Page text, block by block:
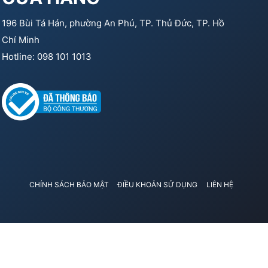
196 Bùi Tá Hán, phường An Phú, TP. Thủ Đức, TP. Hồ
Chí Minh
Hotline: 098 101 1013
CHÍNH SÁCH BẢO MẬT ĐIỀU KHOẢN SỬ DỤNG LIÊN HỆ